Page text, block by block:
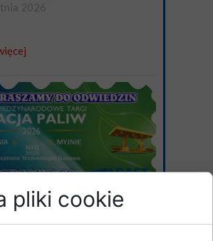
2026
pliki cookie